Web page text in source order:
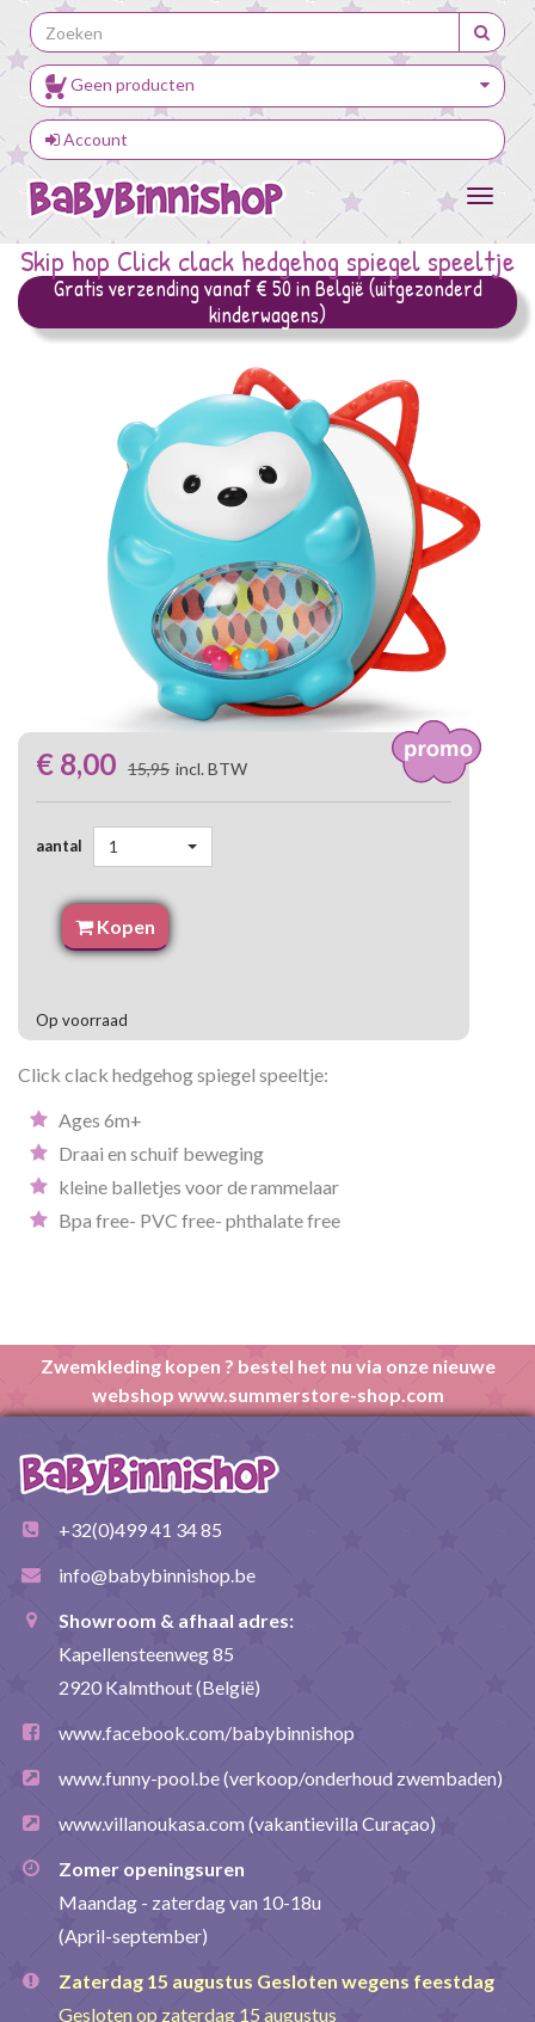
Geen producten
Account
Toggle
Skip hop Click clack hedgehog spiegel speeltje
Gratis verzending vanaf € 50 in België (uitgezonderd
kinderwagens)
€ 8,00 15,95 incl. BTW
aantal 1
Kopen
Op voorraad
Click clack hedgehog spiegel speeltje:
Ages 6m+
Draai en schuif beweging
kleine balletjes voor de rammelaar
Bpa free- PVC free- phthalate free
Zwemkleding kopen ? bestel het nu via onze nieuwe
webshop www.summerstore-shop.com
+32(0)499 41 34 85
info@babybinnishop.be
Showroom & afhaal adres:
Kapellensteenweg 85
2920 Kalmthout (België)
www.facebook.com/babybinnishop
www.funny-pool.be(verkoop/onderhoud zwembaden)
www.villanoukasa.com (vakantievilla Curaçao)
Zomer openingsuren
Maandag - zaterdag van 10-18u
(April-september)
Zaterdag 15 augustus Gesloten wegens feestdag
Gesloten op zaterdag 15 augustus